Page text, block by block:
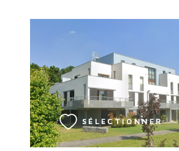
SÉLECTIONNER
VOIR LE BIEN